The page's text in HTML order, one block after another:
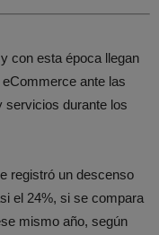
con esta época llegan
ante las
servicios durante los
registró un descenso
el 24%, si se compara
mismo año, según